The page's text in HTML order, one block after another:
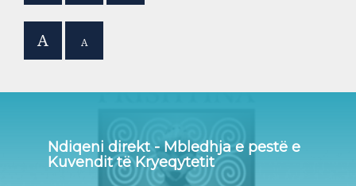
A A
Ndiqeni direkt - Mbledhja e pestë e
Kuvendit të Kryeqytetit